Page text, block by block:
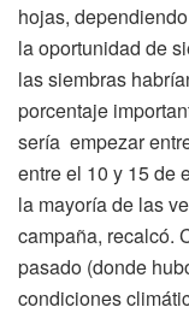
hojas,
la oportunidad de
las siembras
porcentaje
sería empezar
entre el 10 y 15 de
la mayoría de las
campaña, recalcó.
pasado (donde
condiciones